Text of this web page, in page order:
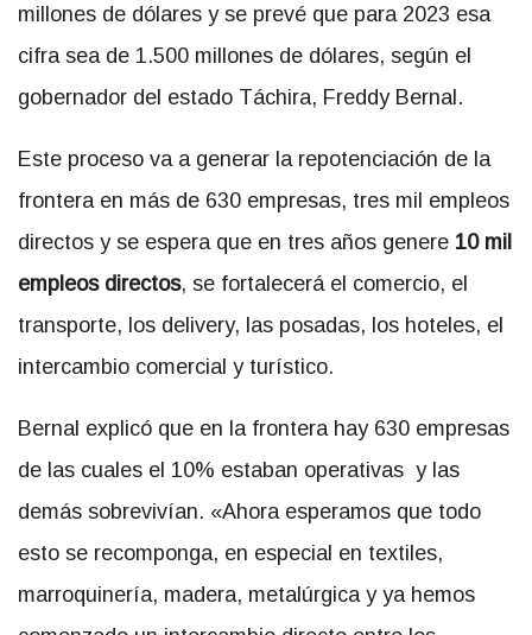
millones de dólares y se prevé que para 2023 esa
cifra sea de 1.500 millones de dólares, según el
gobernador del estado Táchira, Freddy Bernal.
Este proceso va a generar la repotenciación de la
frontera en más de 630 empresas, tres mil empleos
directos y se espera que en tres años genere 10 mil
empleos directos, se fortalecerá el comercio, el
transporte, los delivery, las posadas, los hoteles, el
intercambio comercial y turístico.
Bernal explicó que en la frontera hay 630 empresas
de las cuales el 10% estaban operativas y las
demás sobrevivían. «Ahora esperamos que todo
esto se recomponga, en especial en textiles,
marroquinería, madera, metalúrgica y ya hemos